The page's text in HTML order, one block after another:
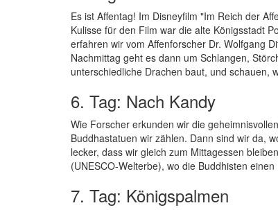
Es ist Affentag! Im Disneyfilm "Im Reich der
Kulisse für den Film war die alte Königsstadt
erfahren wir vom Affenforscher Dr. Wolfgang
Nachmittag geht es dann um Schlangen,
unterschiedliche Drachen baut, und schauen,
6. Tag: Nach Kandy
Wie Forscher erkunden wir die
Buddhastatuen wir zählen. Dann sind wir da,
lecker, dass wir gleich zum Mittagessen
(UNESCO-Welterbe), wo die Buddhisten
7. Tag: Königspalmen